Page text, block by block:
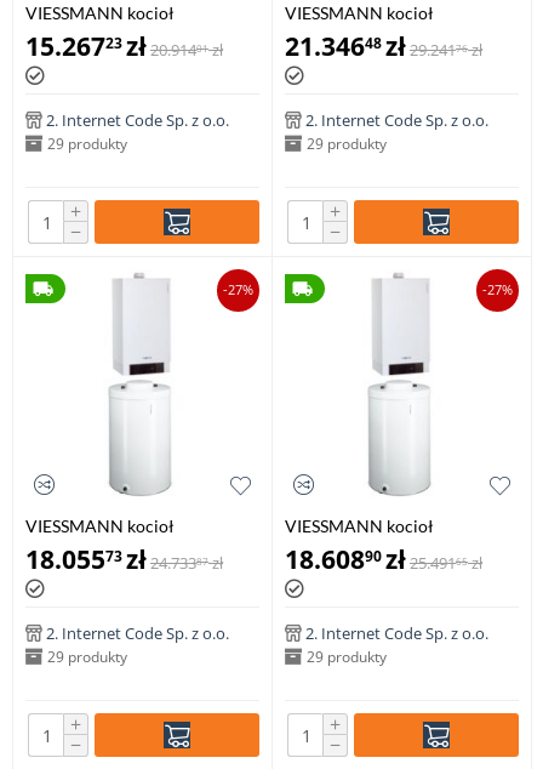
VIESSMANN kocioł
VITODENS 100-W 8,8-35,0 kW
z zasobnikiem c.w.u VITOCELL
100-W poj. 120 l
15.26723zł20.91401 zł
2. Internet Code Sp. z o.o.
29 produkty
+
−
VIESSMANN kocioł
VITODENS 200-W 1,8-35,0 kW
z zasobnikiem c.w.u VITOCELL
100-W poj. 100 l
21.34648zł29.24176 zł
2. Internet Code Sp. z o.o.
29 produkty
+
−
-27%
VIESSMANN kocioł
VITODENS 200-W 1,9-13,0 kW
z zasobnikiem c.w.u VITOCELL
100-W poj. 100 l
18.05573zł24.73387 zł
2. Internet Code Sp. z o.o.
29 produkty
+
−
-27%
VIESSMANN kocioł
VITODENS 200-W 1,9-19,0 kW
z zasobnikiem c.w.u VITOCELL
100-W poj. 100 l
18.60890zł25.49165 zł
2. Internet Code Sp. z o.o.
29 produkty
+
−